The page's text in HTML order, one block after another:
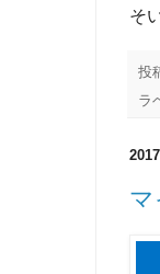
そ
投
ラ
マ